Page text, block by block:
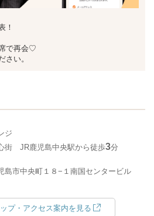
！
で再会♡
さい。
ジ
街 JR鹿児島中央駅から徒歩3分
島市中央町１８−１南国センタービル
プ・アクセス案内を見る